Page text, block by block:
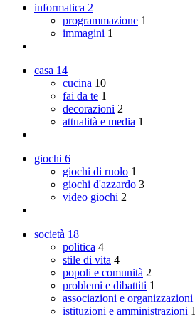
informatica 2
programmazione 1
immagini 1
casa 14
cucina 10
fai da te 1
decorazioni 2
attualità e media 1
giochi 6
giochi di ruolo 1
giochi d'azzardo 3
video giochi 2
società 18
politica 4
stile di vita 4
popoli e comunità 2
problemi e dibattiti 1
associazioni e organizzazioni
istituzioni e amministrazioni 1